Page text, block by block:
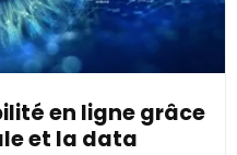
en ligne grâce
et la data